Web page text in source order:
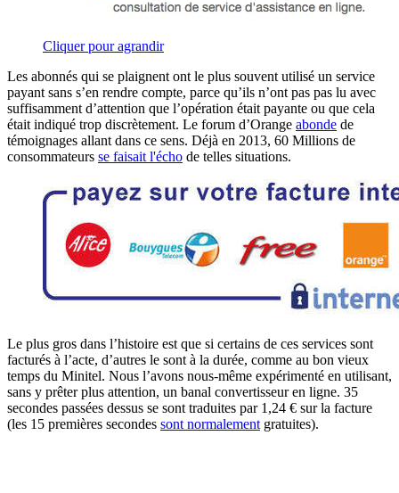
Cliquer pour agrandir
Les abonnés qui se plaignent ont le plus souvent utilisé un service
payant sans s’en rendre compte, parce qu’ils n’ont pas pas lu avec
suffisamment d’attention que l’opération était payante ou que cela
était indiqué trop discrètement. Le forum d’Orange abonde de
témoignages allant dans ce sens. Déjà en 2013, 60 Millions de
consommateurs se faisait l'écho de telles situations.
Le plus gros dans l’histoire est que si certains de ces services sont
facturés à l’acte, d’autres le sont à la durée, comme au bon vieux
temps du Minitel. Nous l’avons nous-même expérimenté en utilisant,
sans y prêter plus attention, un banal convertisseur en ligne. 35
secondes passées dessus se sont traduites par 1,24 € sur la facture
(les 15 premières secondes sont normalement gratuites).